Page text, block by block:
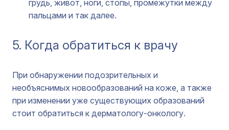
грудь, живот, ноги, стопы, промежутки между
пальцами и так далее.
5. Когда обратиться к врачу
При обнаружении подозрительных и
необъяснимых новообразований на коже, а также
при изменении уже существующих образований
стоит обратиться к дерматологу-онкологу.